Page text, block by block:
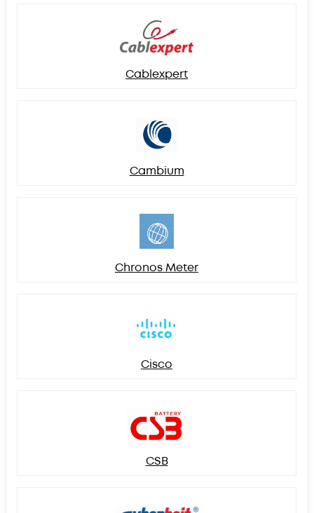
Cablexpert
Cambium
Chronos Meter
Cisco
CSB